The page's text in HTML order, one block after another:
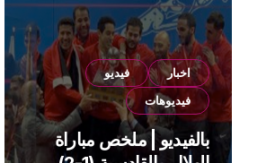
اخبار
فيديو
فيديوهات
بالفيديو | ملخص مباراة